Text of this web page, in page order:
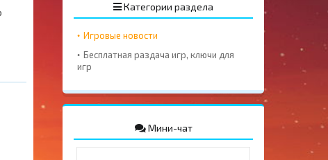
Категории раздела
Игровые новости
Бесплатная раздача игр, ключи для
игр
Мини-чат